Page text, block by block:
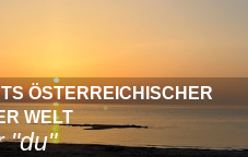
ÖSTERREICHISCHER
WELT
"du"